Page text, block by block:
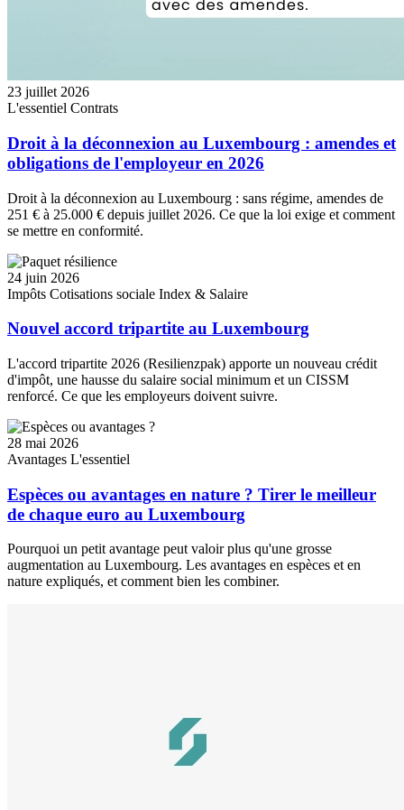
23 juillet 2026
L'essentiel Contrats
Droit à la déconnexion au Luxembourg : amendes et
obligations de l'employeur en 2026
Droit à la déconnexion au Luxembourg : sans régime, amendes de
251 € à 25.000 € depuis juillet 2026. Ce que la loi exige et comment
se mettre en conformité.
24 juin 2026
Impôts Cotisations sociale Index & Salaire
Nouvel accord tripartite au Luxembourg
L'accord tripartite 2026 (Resilienzpak) apporte un nouveau crédit
d'impôt, une hausse du salaire social minimum et un CISSM
renforcé. Ce que les employeurs doivent suivre.
28 mai 2026
Avantages L'essentiel
Espèces ou avantages en nature ? Tirer le meilleur
de chaque euro au Luxembourg
Pourquoi un petit avantage peut valoir plus qu'une grosse
augmentation au Luxembourg. Les avantages en espèces et en
nature expliqués, et comment bien les combiner.